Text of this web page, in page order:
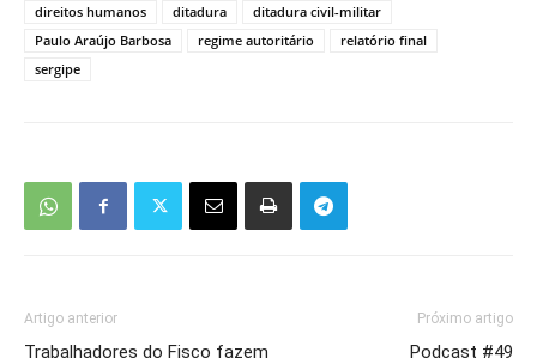
direitos humanos
ditadura
ditadura civil-militar
Paulo Araújo Barbosa
regime autoritário
relatório final
sergipe
Artigo anterior
Trabalhadores do Fisco fazem
Próximo artigo
Podcast #49